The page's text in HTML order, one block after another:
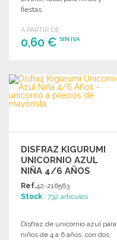
fiestas.
A PARTIR DE
0,60 € SIN IVA
Solicitar un presupuesto
DISFRAZ KIGURUMI
UNICORNIO AZUL
NIÑA 4/6 AÑOS
Ref.42-216563
Stock : 732 artículos
Disfraz de unicornio azul para
niños de 4 a 6 años, con dos